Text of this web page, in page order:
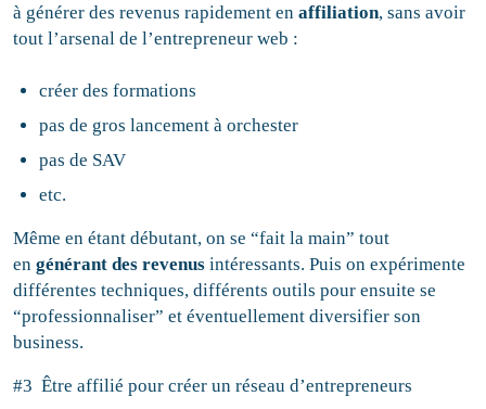
à générer des revenus rapidement enaffiliation, sans avoir
tout l’arsenal de l’entrepreneur web :
créer des formations
pas de gros lancement à orchester
pas de SAV
etc.
Même en étant débutant, on se “fait la main” tout
engénérant des revenus intéressants. Puis on expérimente
différentes techniques, différents outils pour ensuite se
“professionnaliser” et éventuellement diversifier son
business.
#3 Être affilié pour créer un réseau d’entrepreneurs